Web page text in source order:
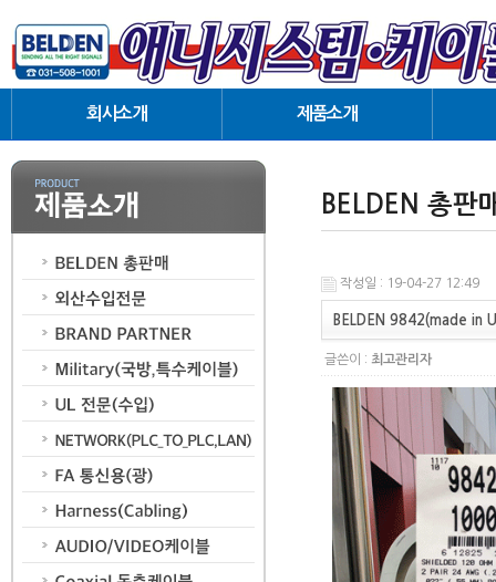
회사소개
협력업체
오시는길
제품소개
외산수입전문
UL 전문(수입)
NETWORK(PLC_TO_PLC,LAN)
Harness(Cabling)
AUDIO/VIDEO 케이블
Coaxial 동축케이블
BELDEN 총판
작성일 : 19-04-27 12:49
BELDEN 9842(made in
글쓴이 : 최고관리자